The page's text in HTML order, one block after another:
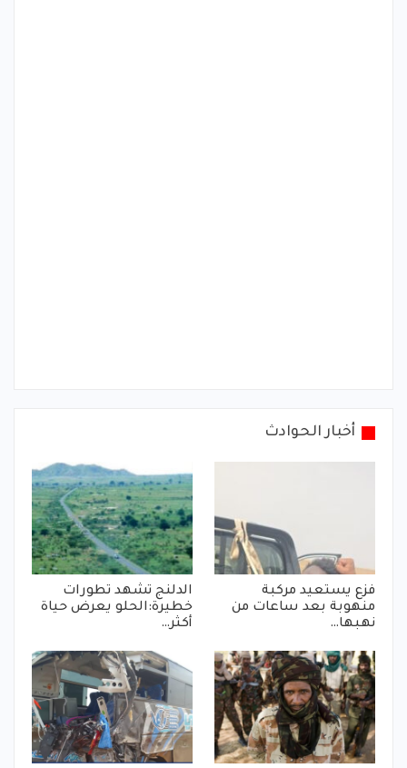
أخبار الحوادث
فزع يستعيد مركبة
منهوبة بعد ساعات من
نهبها…
الدلنج تشهد تطورات
خطيرة:الحلو يعرض حياة
أكثر…